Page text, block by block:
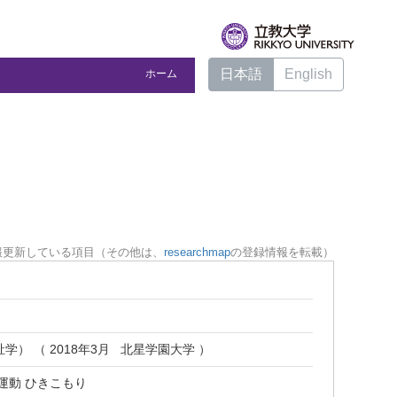
ホーム 日本語 English
新している項目（その他は、 researchmapの登録情報を転載）
） （ 2018年3月 北星学園大学 ）
動 ひきこもり